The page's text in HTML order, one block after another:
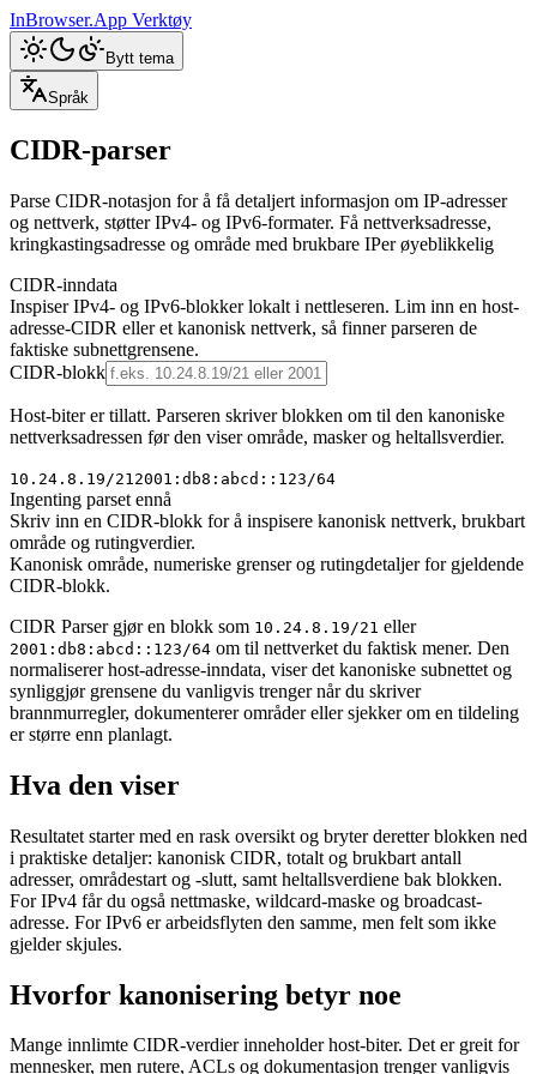
InBrowser.App Verktøy
Bytt tema
Språk
CIDR-parser
Parse CIDR-notasjon for å få detaljert informasjon om IP-adresser
og nettverk, støtter IPv4- og IPv6-formater. Få nettverksadresse,
kringkastingsadresse og område med brukbare IPer øyeblikkelig
CIDR-inndata
Inspiser IPv4- og IPv6-blokker lokalt i nettleseren. Lim inn en host-
adresse-CIDR eller et kanonisk nettverk, så finner parseren de
faktiske subnettgrensene.
CIDR-blokk
Host-biter er tillatt. Parseren skriver blokken om til den kanoniske
nettverksadressen før den viser område, masker og heltallsverdier.
10.24.8.19/21 2001:db8:abcd::123/64
Ingenting parset ennå
Skriv inn en CIDR-blokk for å inspisere kanonisk nettverk, brukbart
område og rutingverdier.
Kanonisk område, numeriske grenser og rutingdetaljer for gjeldende
CIDR-blokk.
CIDR Parser gjør en blokk som 10.24.8.19/21 eller
2001:db8:abcd::123/64 om til nettverket du faktisk mener. Den
normaliserer host-adresse-inndata, viser det kanoniske subnettet og
synliggjør grensene du vanligvis trenger når du skriver
brannmurregler, dokumenterer områder eller sjekker om en tildeling
er større enn planlagt.
Hva den viser
Resultatet starter med en rask oversikt og bryter deretter blokken ned
i praktiske detaljer: kanonisk CIDR, totalt og brukbart antall
adresser, områdestart og -slutt, samt heltallsverdiene bak blokken.
For IPv4 får du også nettmaske, wildcard-maske og broadcast-
adresse. For IPv6 er arbeidsflyten den samme, men felt som ikke
gjelder skjules.
Hvorfor kanonisering betyr noe
Mange innlimte CIDR-verdier inneholder host-biter. Det er greit for
mennesker, men rutere, ACLs og dokumentasjon trenger vanligvis